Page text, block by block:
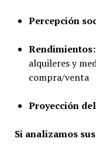
Percepción
Rendimientos:
alquileres y
compra/venta
Proyección
Si analizamos